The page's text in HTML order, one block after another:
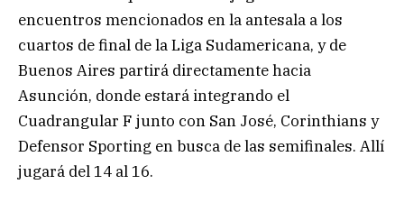
encuentros mencionados en la antesala a los
cuartos de final de la Liga Sudamericana, y de
Buenos Aires partirá directamente hacia
Asunción, donde estará integrando el
Cuadrangular F junto con San José, Corinthians y
Defensor Sporting en busca de las semifinales. Allí
jugará del 14 al 16.